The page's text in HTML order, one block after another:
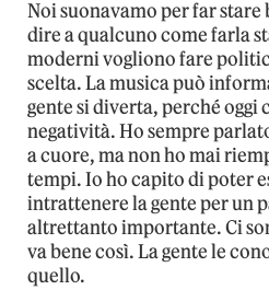
Noi suonavamo per far stare
dire a qualcuno come farla
moderni vogliono fare
scelta. La musica può
gente si diverta, perché oggi
negatività. Ho sempre
a cuore, ma non ho mai
tempi. Io ho capito di poter
intrattenere la gente per un
altrettanto importante. Ci
va bene così. La gente le
quello.